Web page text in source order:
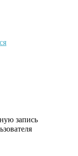
запись